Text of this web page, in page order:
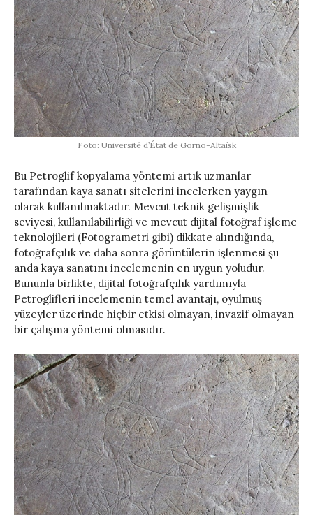
Foto: Université d’État de Gorno-Altaïsk
Bu Petroglif kopyalama yöntemi artık uzmanlar
tarafından kaya sanatı sitelerini incelerken yaygın
olarak kullanılmaktadır. Mevcut teknik gelişmişlik
seviyesi, kullanılabilirliği ve mevcut dijital fotoğraf işleme
teknolojileri (Fotogrametri gibi) dikkate alındığında,
fotoğrafçılık ve daha sonra görüntülerin işlenmesi şu
anda kaya sanatını incelemenin en uygun yoludur.
Bununla birlikte, dijital fotoğrafçılık yardımıyla
Petroglifleri incelemenin temel avantajı, oyulmuş
yüzeyler üzerinde hiçbir etkisi olmayan, invazif olmayan
bir çalışma yöntemi olmasıdır.